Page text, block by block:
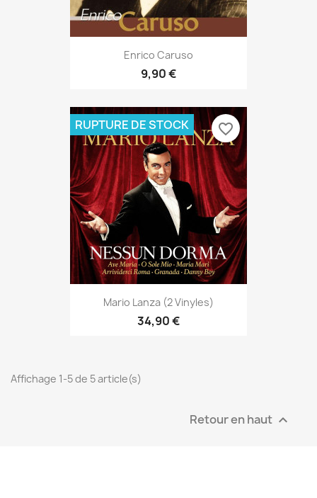
Enrico Caruso
9,90 €
Mario Lanza (2 Vinyles)
34,90 €
RUPTURE DE STOCK favorite_border
Affichage 1-5 de 5 article(s)
Retour en haut 